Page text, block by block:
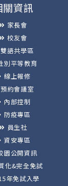
關資訊
家長會
校友會
雙語共學區
別平等教育
線上報修
預約會議室
內部控制
防疫專區
員生社
資安專區
園公開資訊
化&完全免試
年免試入學